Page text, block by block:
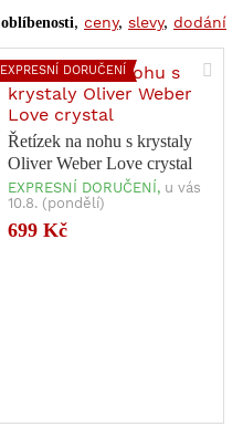
oblíbenosti, ceny, slevy, dodání
EXPRESNÍ DORUČENÍ
Řetízek na nohu s krystaly
Oliver Weber Love crystal
EXPRESNÍ DORUČENÍ, u vás
10.8. (pondělí)
699 Kč